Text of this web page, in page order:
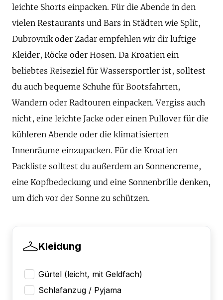
leichte Shorts einpacken. Für die Abende in den
vielen Restaurants und Bars in Städten wie Split,
Dubrovnik oder Zadar empfehlen wir dir luftige
Kleider, Röcke oder Hosen. Da Kroatien ein
beliebtes Reiseziel für Wassersportler ist, solltest
du auch bequeme Schuhe für Bootsfahrten,
Wandern oder Radtouren einpacken. Vergiss auch
nicht, eine leichte Jacke oder einen Pullover für die
kühleren Abende oder die klimatisierten
Innenräume einzupacken. Für die Kroatien
Packliste solltest du außerdem an Sonnencreme,
eine Kopfbedeckung und eine Sonnenbrille denken,
um dich vor der Sonne zu schützen.
Kleidung
Gürtel (leicht, mit Geldfach)
Schlafanzug / Pyjama